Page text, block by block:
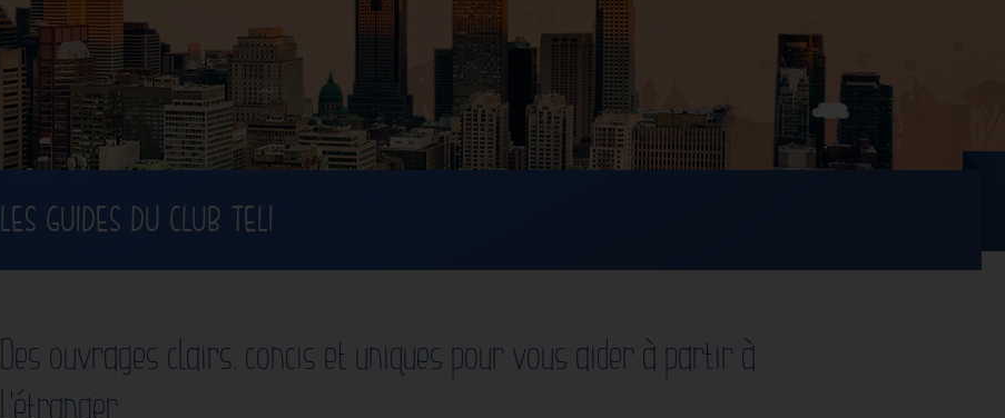
LES GUIDES DU CLUB TELI
Des ouvrages clairs, concis et uniques pour vous aider à partir à
l'étranger